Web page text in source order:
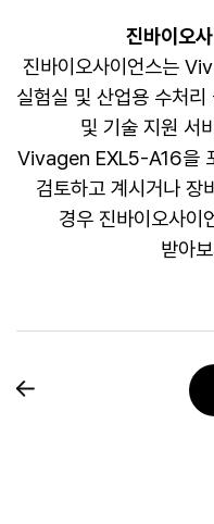
진바이오
진바이오사이언스는
실험실 및 산업용 수처
및 기술 지원 서
Vivagen EXL5-A16을
검토하고 계시거나 장
경우 진바이오사이
받아